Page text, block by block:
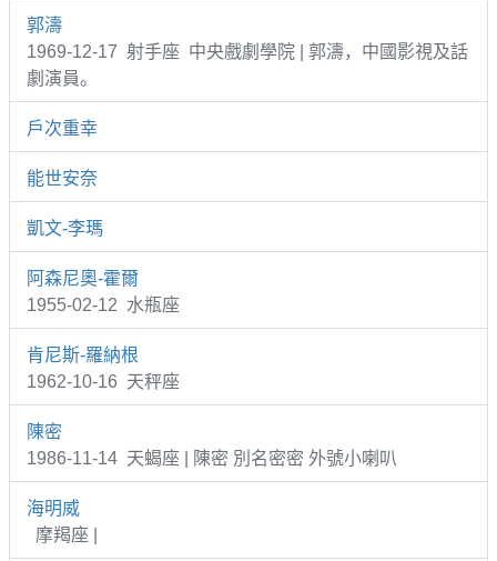
郭濤
1969-12-17 射手座 中央戲劇學院 | 郭濤，中國影視及話
劇演員。
戶次重幸
能世安奈
凱文-李瑪
阿森尼奧-霍爾
1955-02-12 水瓶座
肯尼斯-羅納根
1962-10-16 天秤座
陳密
1986-11-14 天蝎座 | 陳密 別名密密 外號小喇叭
海明威
摩羯座 |